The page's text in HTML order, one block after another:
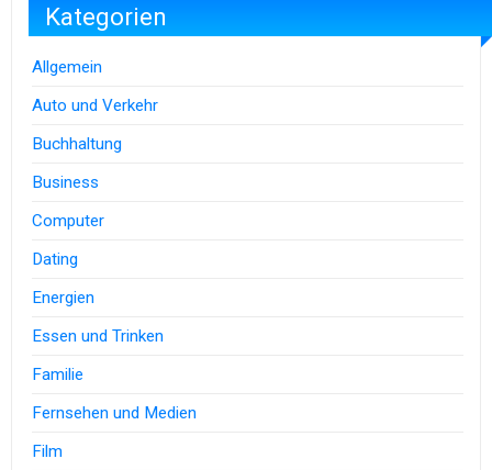
Kategorien
Allgemein
Auto und Verkehr
Buchhaltung
Business
Computer
Dating
Energien
Essen und Trinken
Familie
Fernsehen und Medien
Film